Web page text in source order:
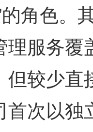
的角色。
理服务覆
但较少直
首次以